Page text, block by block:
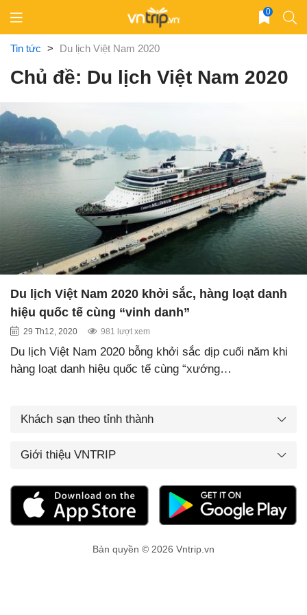
content
0
Tin tức > Du lịch Việt Nam 2020
Chủ đề: Du lịch Việt Nam 2020
Du lịch Việt Nam 2020 khởi sắc, hàng loạt danh
hiệu quốc tế cùng “vinh danh”
29 Th12, 2020 981 lượt xem
Du lịch Việt Nam 2020 bỗng khởi sắc dịp cuối năm khi
hàng loạt danh hiệu quốc tế cùng “xướng…
Khách sạn theo tỉnh thành
Giới thiệu VNTRIP
Bản quyền © 2026 Vntrip.vn